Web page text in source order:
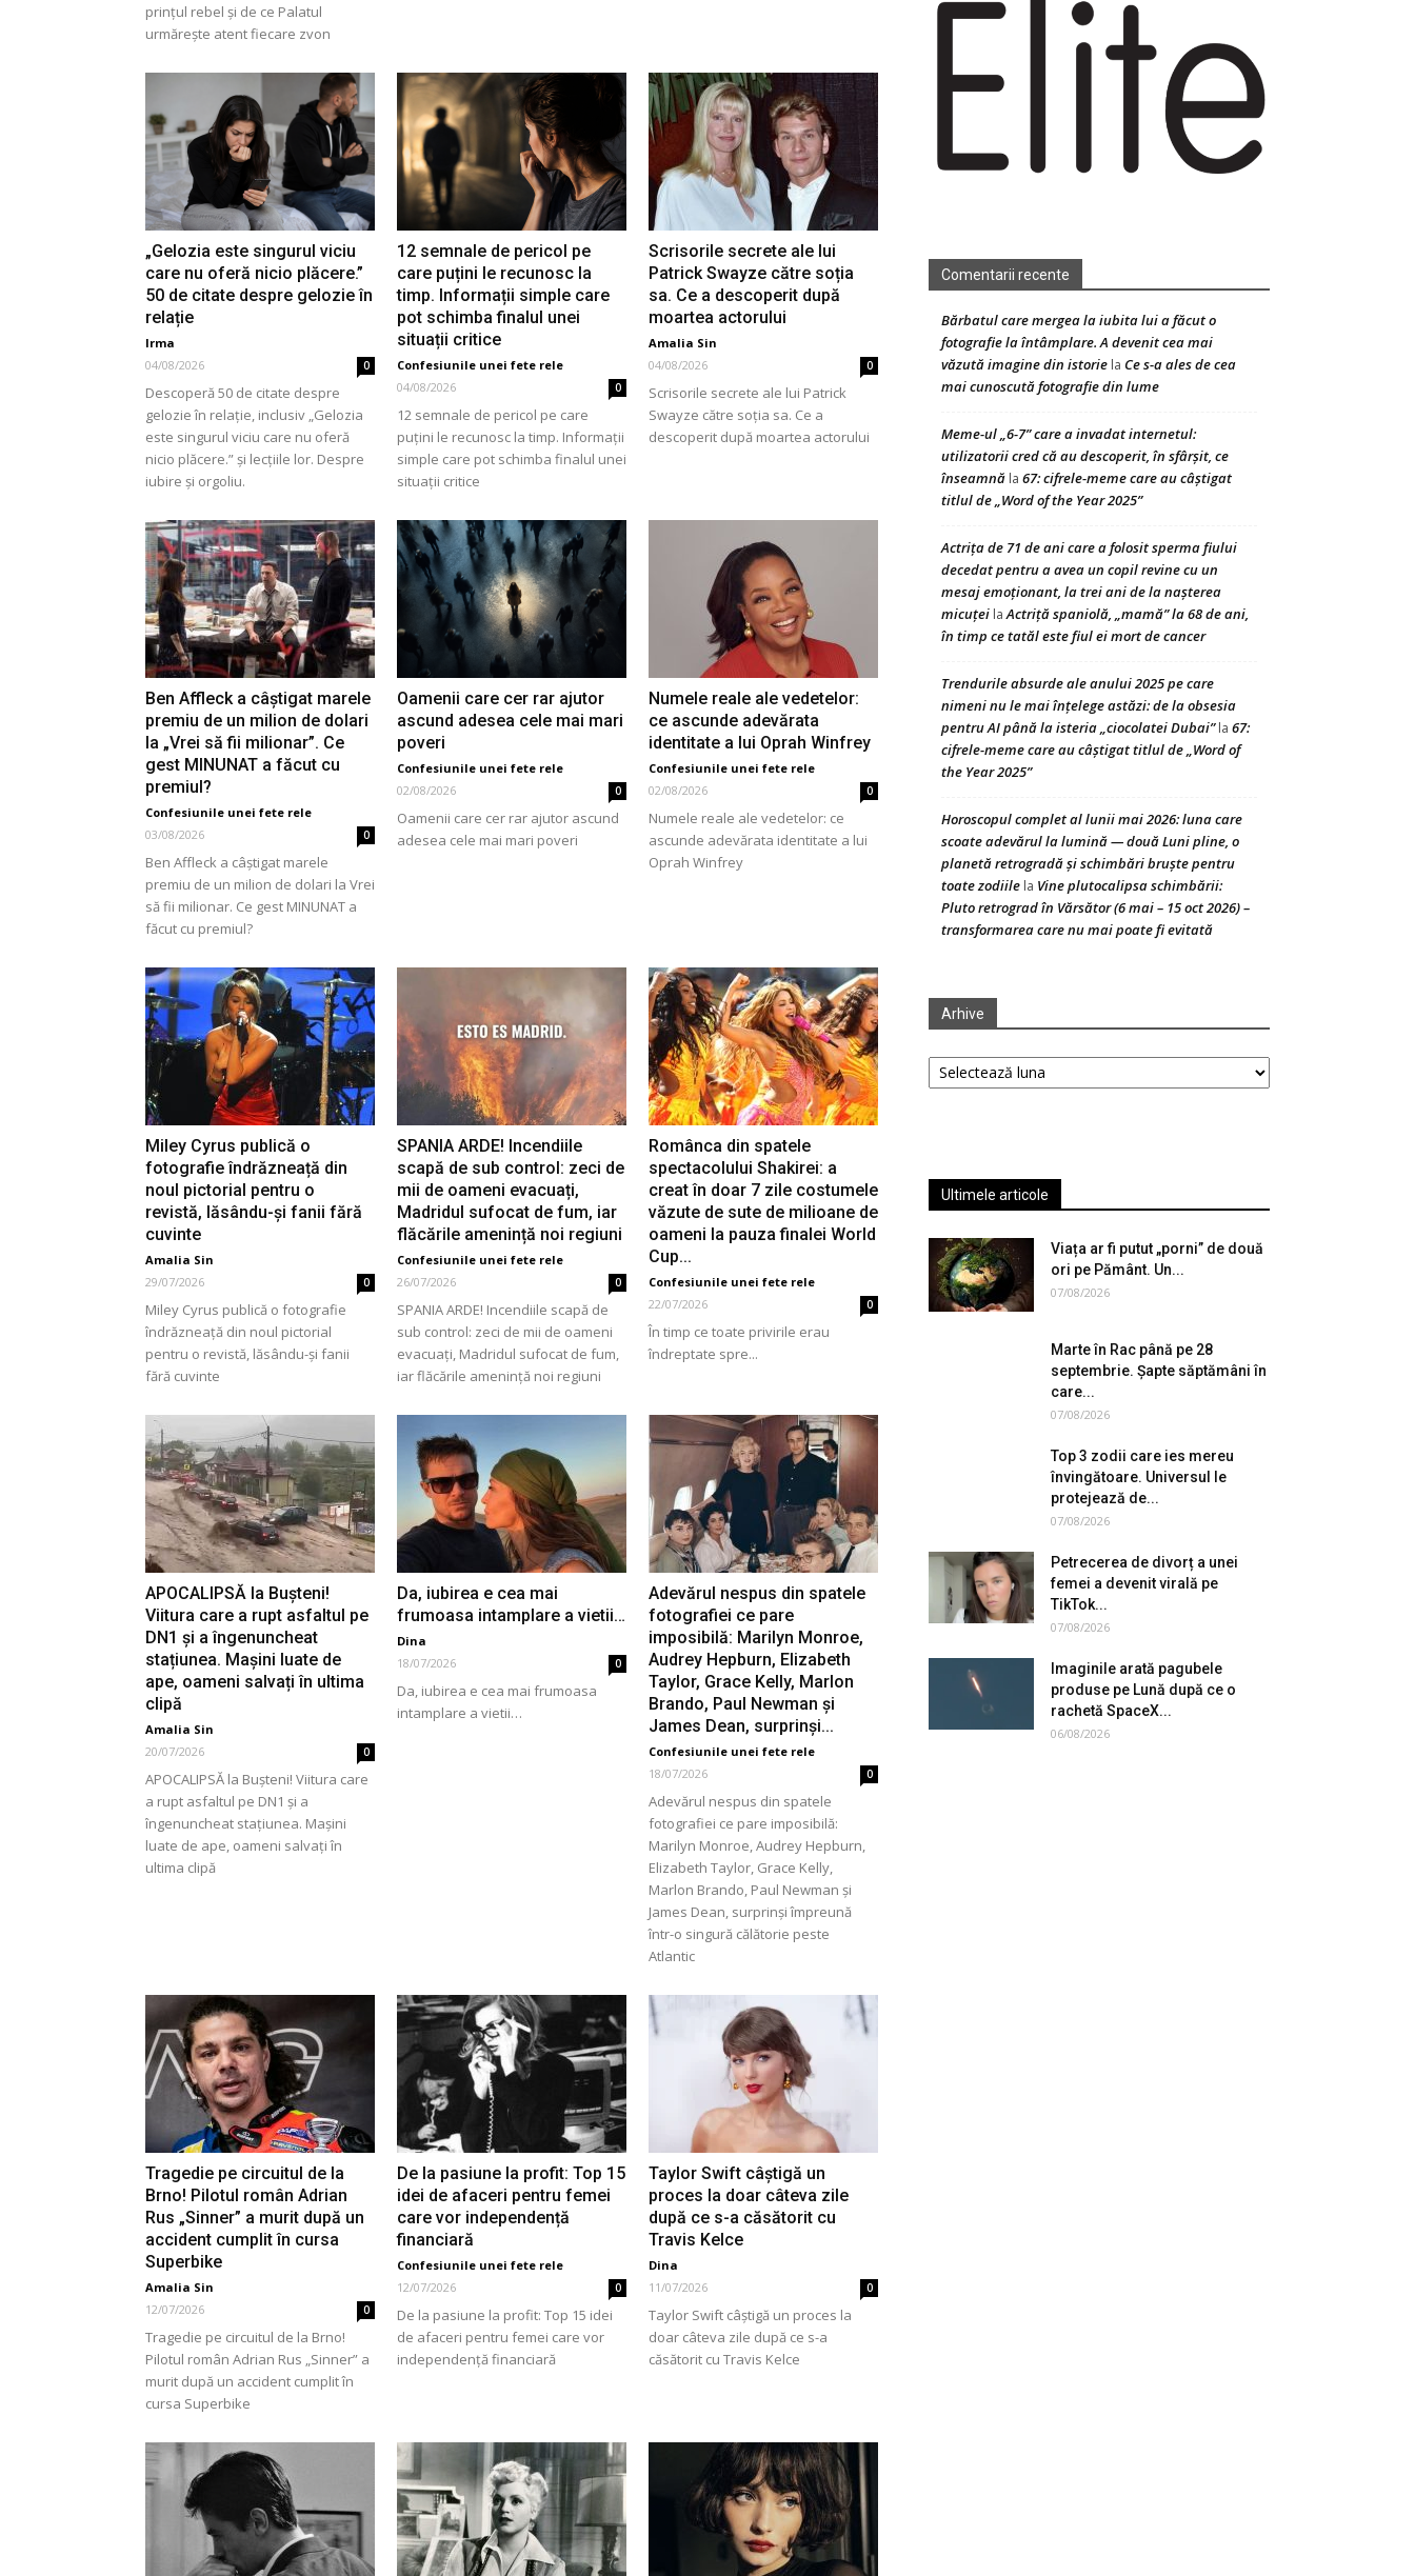
prințul rebel și de ce Palatul
urmărește atent fiecare zvon
„Gelozia este singurul viciu
care nu oferă nicio plăcere.”
50 de citate despre gelozie în
relație
Irma
04/08/2026
0
Descoperă 50 de citate despre
gelozie în relație, inclusiv „Gelozia
este singurul viciu care nu oferă
nicio plăcere.” și lecțiile lor. Despre
iubire și orgoliu.
12 semnale de pericol pe
care puțini le recunosc la
timp. Informații simple care
pot schimba finalul unei
situații critice
Confesiunile unei fete rele
04/08/2026
0
12 semnale de pericol pe care
puțini le recunosc la timp. Informații
simple care pot schimba finalul unei
situații critice
Scrisorile secrete ale lui
Patrick Swayze către soția
sa. Ce a descoperit după
moartea actorului
Amalia Sin
04/08/2026
0
Scrisorile secrete ale lui Patrick
Swayze către soția sa. Ce a
descoperit după moartea actorului
Ben Affleck a câștigat marele
premiu de un milion de dolari
la „Vrei să fii milionar”. Ce
gest MINUNAT a făcut cu
premiul?
Confesiunile unei fete rele
03/08/2026
0
Ben Affleck a câștigat marele
premiu de un milion de dolari la Vrei
să fii milionar. Ce gest MINUNAT a
făcut cu premiul?
Oamenii care cer rar ajutor
ascund adesea cele mai mari
poveri
Confesiunile unei fete rele
02/08/2026
0
Oamenii care cer rar ajutor ascund
adesea cele mai mari poveri
Numele reale ale vedetelor:
ce ascunde adevărata
identitate a lui Oprah Winfrey
Confesiunile unei fete rele
02/08/2026
0
Numele reale ale vedetelor: ce
ascunde adevărata identitate a lui
Oprah Winfrey
Miley Cyrus publică o
fotografie îndrăzneață din
noul pictorial pentru o
revistă, lăsându-și fanii fără
cuvinte
Amalia Sin
29/07/2026
0
Miley Cyrus publică o fotografie
îndrăzneață din noul pictorial
pentru o revistă, lăsându-și fanii
fără cuvinte
SPANIA ARDE! Incendiile
scapă de sub control: zeci de
mii de oameni evacuați,
Madridul sufocat de fum, iar
flăcările amenință noi regiuni
Confesiunile unei fete rele
26/07/2026
0
SPANIA ARDE! Incendiile scapă de
sub control: zeci de mii de oameni
evacuați, Madridul sufocat de fum,
iar flăcările amenință noi regiuni
Românca din spatele
spectacolului Shakirei: a
creat în doar 7 zile costumele
văzute de sute de milioane de
oameni la pauza finalei World
Cup...
Confesiunile unei fete rele
22/07/2026
0
În timp ce toate privirile erau
îndreptate spre...
APOCALIPSĂ la Bușteni!
Viitura care a rupt asfaltul pe
DN1 și a îngenuncheat
stațiunea. Mașini luate de
ape, oameni salvați în ultima
clipă
Amalia Sin
20/07/2026
0
APOCALIPSĂ la Bușteni! Viitura care
a rupt asfaltul pe DN1 și a
îngenuncheat stațiunea. Mașini
luate de ape, oameni salvați în
ultima clipă
Da, iubirea e cea mai
frumoasa intamplare a vietii…
Dina
18/07/2026
0
Da, iubirea e cea mai frumoasa
intamplare a vietii…
Adevărul nespus din spatele
fotografiei ce pare
imposibilă: Marilyn Monroe,
Audrey Hepburn, Elizabeth
Taylor, Grace Kelly, Marlon
Brando, Paul Newman și
James Dean, surprinși...
Confesiunile unei fete rele
18/07/2026
0
Adevărul nespus din spatele
fotografiei ce pare imposibilă:
Marilyn Monroe, Audrey Hepburn,
Elizabeth Taylor, Grace Kelly,
Marlon Brando, Paul Newman și
James Dean, surprinși împreună
într-o singură călătorie peste
Atlantic
Tragedie pe circuitul de la
Brno! Pilotul român Adrian
Rus „Sinner” a murit după un
accident cumplit în cursa
Superbike
Amalia Sin
12/07/2026
0
Tragedie pe circuitul de la Brno!
Pilotul român Adrian Rus „Sinner” a
murit după un accident cumplit în
cursa Superbike
De la pasiune la profit: Top 15
idei de afaceri pentru femei
care vor independență
financiară
Confesiunile unei fete rele
12/07/2026
0
De la pasiune la profit: Top 15 idei
de afaceri pentru femei care vor
independență financiară
Taylor Swift câștigă un
proces la doar câteva zile
după ce s-a căsătorit cu
Travis Kelce
Dina
11/07/2026
0
Taylor Swift câștigă un proces la
doar câteva zile după ce s-a
căsătorit cu Travis Kelce
Comentarii recente
Bărbatul care mergea la iubita lui a făcut o
fotografie la întâmplare. A devenit cea mai
văzută imagine din istorie la Ce s-a ales de cea
mai cunoscută fotografie din lume
Meme-ul „6-7” care a invadat internetul:
utilizatorii cred că au descoperit, în sfârșit, ce
înseamnă la 67: cifrele-meme care au câștigat
titlul de „Word of the Year 2025”
Actrița de 71 de ani care a folosit sperma fiului
decedat pentru a avea un copil revine cu un
mesaj emoționant, la trei ani de la nașterea
micuței laActriță spaniolă, „mamă” la 68 de ani,
în timp ce tatăl este fiul ei mort de cancer
Trendurile absurde ale anului 2025 pe care
nimeni nu le mai înțelege astăzi: de la obsesia
pentru AI până la isteria „ciocolatei Dubai”la 67:
cifrele-meme care au câștigat titlul de „Word of
the Year 2025”
Horoscopul complet al lunii mai 2026: luna care
scoate adevărul la lumină — două Luni pline, o
planetă retrogradă și schimbări bruște pentru
toate zodiile la Vine plutocalipsa schimbării:
Pluto retrograd în Vărsător (6 mai – 15 oct 2026) –
transformarea care nu mai poate fi evitată
Arhive
Arhive
Ultimele articole
Viața ar fi putut „porni” de două
ori pe Pământ. Un...
07/08/2026
Marte în Rac până pe 28
septembrie. Șapte săptămâni în
care...
07/08/2026
Top 3 zodii care ies mereu
învingătoare. Universul le
protejează de...
07/08/2026
Petrecerea de divorț a unei
femei a devenit virală pe
TikTok...
07/08/2026
Imaginile arată pagubele
produse pe Lună după ce o
rachetă SpaceX...
06/08/2026